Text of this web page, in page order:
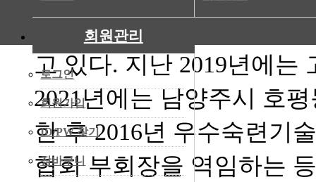
회원관리
로그인
회원가입
ID/PW 찾기
장바구니
다. 최형일 대표는 1994
고 있다. 지난 2019년에는
2021년에는 남양주시 호
한 후 2016년 우수숙련기
협회 부회장을 역임하는